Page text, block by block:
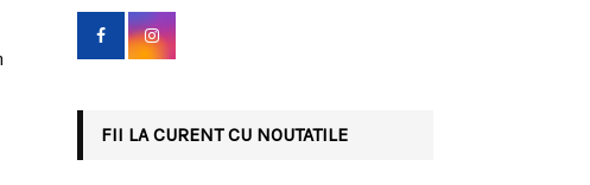
r
FII LA CURENT CU NOUTATILE